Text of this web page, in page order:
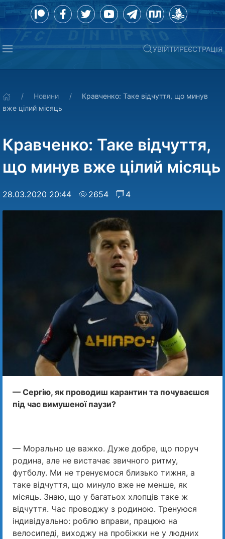
УВІЙТИРЕЄСТРАЦІЯ
Новини
Кравченко: Таке відчуття, що минув
вже цілий місяць
Кравченко: Таке відчуття,
що минув вже цілий місяць
28.03.2020 20:44 2654 4
— Сергію, як проводиш карантин та почуваєшся
під час вимушеної паузи?
— Морально це важко. Дуже добре, що поруч
родина, але не вистачає звичного ритму,
футболу. Ми не тренуємося близько тижня, а
таке відчуття, що минуло вже не менше, як
місяць. Знаю, що у багатьох хлопців таке ж
відчуття. Час проводжу з родиною. Тренуюся
індивідуально: роблю вправи, працюю на
велосипеді, виходжу на пробіжки не у людних